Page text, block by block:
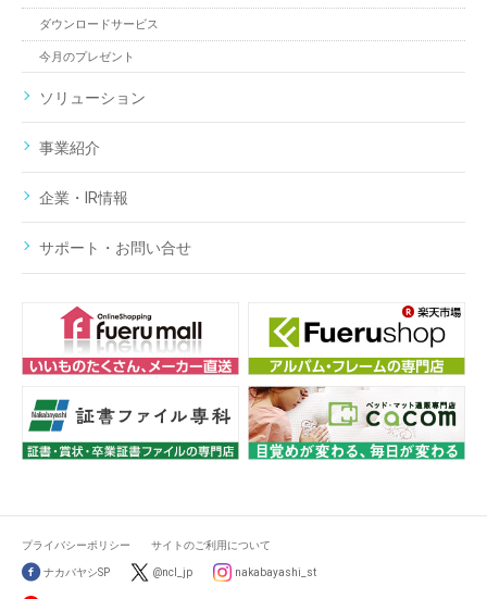
ダウンロードサービス
今月のプレゼント
ソリューション
事業紹介
企業・IR情報
サポート・お問い合せ
プライバシーポリシー サイトのご利用について
ナカバヤシSP @ncl_jp nakabayashi_st